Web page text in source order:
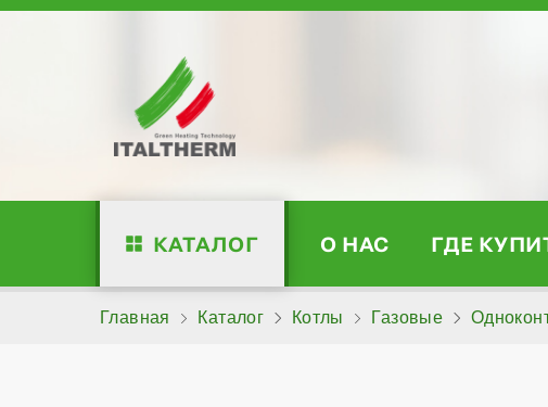
КАТАЛОГ О НАС ГДЕ
Главная Каталог Котлы Газовые